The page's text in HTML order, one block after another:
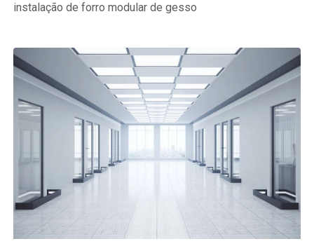
instalação de forro modular de gesso